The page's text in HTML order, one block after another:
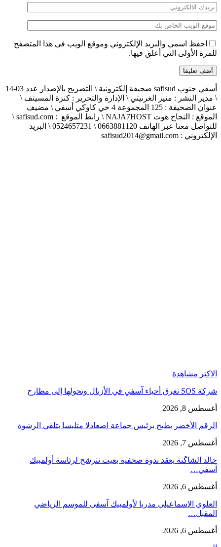
احفظ اسمي والبريد الإلكتروني وموقع الويب في هذا المتصفح
للمرة الأولى التي أعلق فيها.
أسفي جنوب safisud صحيفة إلكترونية \ التصريح بالإصدار عدد 03-14
\ مدير النشر : منير الغرنيتي \ الإدارة والتحرير : كنزة المسيتف \
عنوان الصحيفة : 125 المجموعة 4 حي كاوكي أسفي \ مضيف
الموقع : النجاح هوت NAJA7HOST \ رابط الموقع : safisud.com \
للتواصل معنا عبر الهاتف 0663881120 \ 0524657231 \ البريد
الإلكتروني : safisud2014@gmail.com
الاكتر مشاهدة
شركة SOS تغرق أحياء آسفي في الأزبال وتحولها إلى مطارح
أغسطس 8, 2026
الرقم الأخضر يطيح برئيس جماعة اصعادلا متلبسا بتلقي الرشوة
أغسطس 7, 2026
خالد الشاگنة يعقد ندوة صحفية بغيت نترشح لرئاسة أولمبيك
آسفي…
أغسطس 6, 2026
العلوي الإسماعيلي مدربا لأولمبيك آسفي للموسم الرياضي
المقبل…
أغسطس 6, 2026